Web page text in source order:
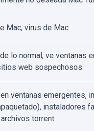
Mac, virus de Mac
lo normal, ve ventanas
web sospechosos.
ventanas emergentes,
instaladores
torrent.